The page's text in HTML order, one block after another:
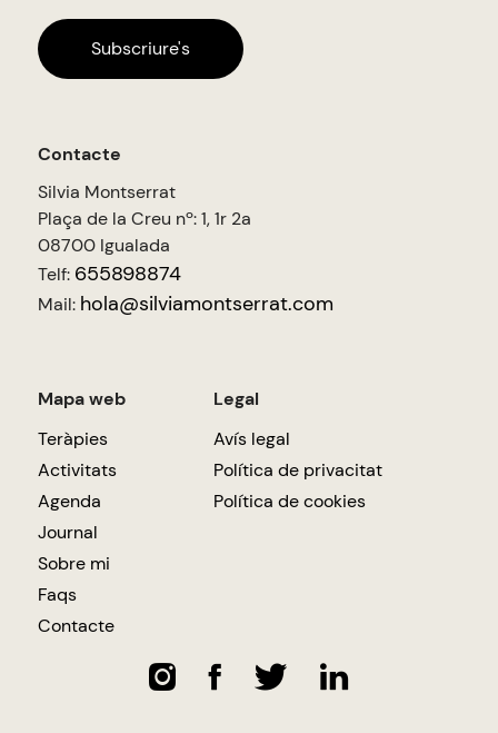
Contacte
Silvia Montserrat
Plaça de la Creu nº: 1, 1r 2a
08700 Igualada
Telf: 655898874
Mail: hola@silviamontserrat.com
Mapa web
Teràpies
Activitats
Agenda
Journal
Sobre mi
Faqs
Contacte
Legal
Avís legal
Política de privacitat
Política de cookies